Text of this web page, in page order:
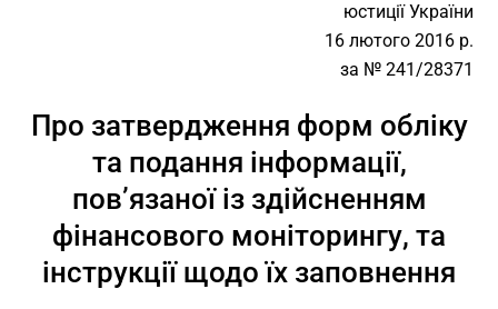
юстиції України
16 лютого 2016 р.
за № 241/28371
Про затвердження форм обліку
та подання інформації,
пов’язаної із здійсненням
фінансового моніторингу, та
інструкції щодо їх заповнення